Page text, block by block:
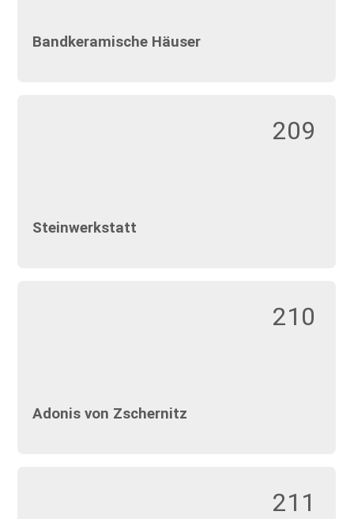
Bandkeramische Häuser
209
Steinwerkstatt
210
Adonis von Zschernitz
211